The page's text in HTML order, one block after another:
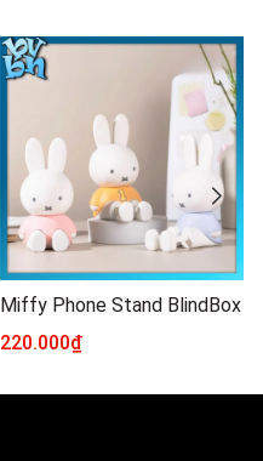
Miffy Phone Stand BlindBox
220.000₫